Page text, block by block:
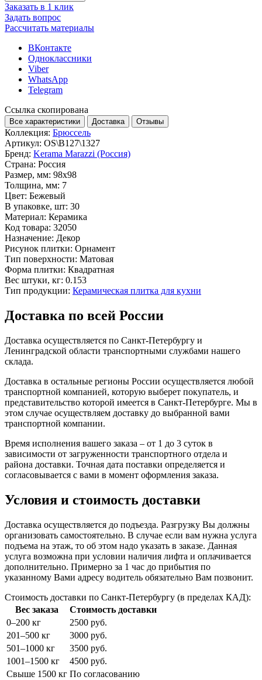
Заказать в 1 клик
Задать вопрос
Рассчитать материалы
ВКонтакте
Одноклассники
Viber
WhatsApp
Telegram
Ссылка скопирована
Все характеристики Доставка Отзывы
Коллекция: Брюссель
Артикул: OS\B127\1327
Бренд: Kerama Marazzi (Россия)
Страна: Россия
Размер, мм: 98x98
Толщина, мм: 7
Цвет: Бежевый
В упаковке, шт: 30
Материал: Керамика
Код товара: 32050
Назначение: Декор
Рисунок плитки: Орнамент
Тип поверхности: Матовая
Форма плитки: Квадратная
Вес штуки, кг: 0.153
Тип продукции: Керамическая плитка для кухни
Доставка по всей России
Доставка осуществляется по Санкт-Петербургу и
Ленинградской области транспортными службами нашего
склада.
Доставка в остальные регионы России осуществляется любой
транспортной компанией, которую выберет покупатель, и
представительство которой имеется в Санкт-Петербурге. Мы в
этом случае осуществляем доставку до выбранной вами
транспортной компании.
Время исполнения вашего заказа – от 1 до 3 суток в
зависимости от загруженности транспортного отдела и
района доставки. Точная дата поставки определяется и
согласовывается с вами в момент оформления заказа.
Условия и стоимость доставки
Доставка осуществляется до подъезда. Разгрузку Вы должны
организовать самостоятельно. В случае если вам нужна услуга
подъема на этаж, то об этом надо указать в заказе. Данная
услуга возможна при условии наличия лифта и оплачивается
дополнительно. Примерно за 1 час до прибытия по
указанному Вами адресу водитель обязательно Вам позвонит.
Стоимость доставки по Санкт-Петербургу (в пределах КАД):
Вес заказа
Стоимость доставки
0–200 кг
2500 руб.
201–500 кг
3000 руб.
501–1000 кг
3500 руб.
1001–1500 кг
4500 руб.
Свыше 1500 кг По согласованию